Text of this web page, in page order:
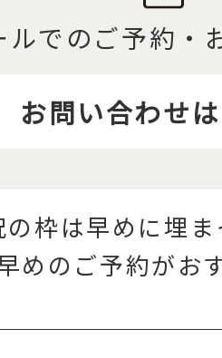
ルでのご予約・
お問い合わせ
の枠は早めに埋
めのご予約がお